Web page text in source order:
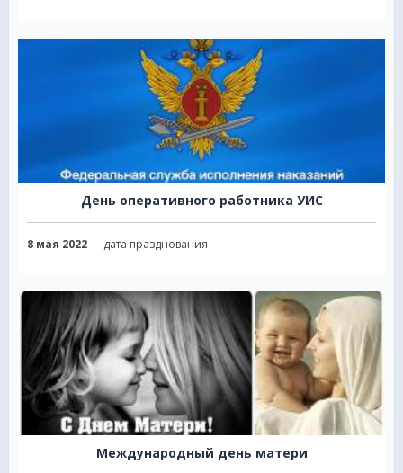
День оперативного работника УИС
8 мая 2022— дата празднования
Международный день матери